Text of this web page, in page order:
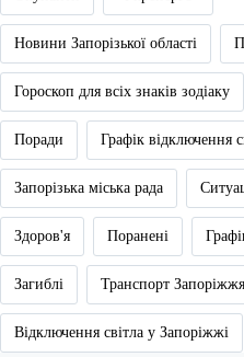
Новини Запорізької області
Гороскоп для всіх знаків зодіаку
Поради Графік відключення
Запорізька міська рада
Здоров'я Поранені
Загиблі Транспорт Запоріжжя
Відключення світла у Запоріжжі